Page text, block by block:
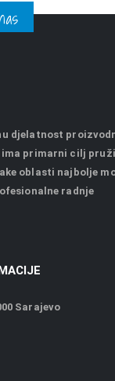
djelatnost
primarni cilj
oblasti najbolje
radnje
Sarajevo